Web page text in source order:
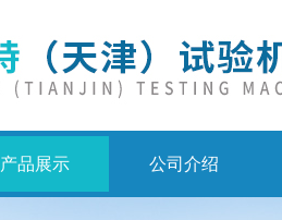
产品展示 公司介绍